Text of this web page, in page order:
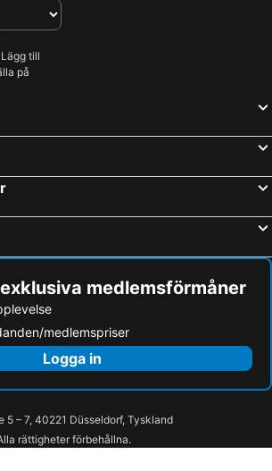
till
på
medlemsförmåner
medlemspriser
Logga in
5 – 7, 40221 Düsseldorf, Tyskland
rättigheter förbehållna.